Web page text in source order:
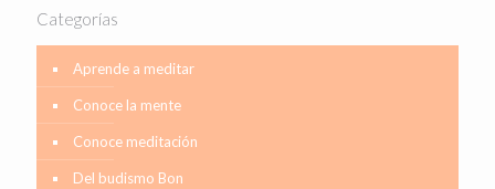
Categorías
Aprende a meditar
Conoce la mente
Conoce meditación
Del budismo Bon